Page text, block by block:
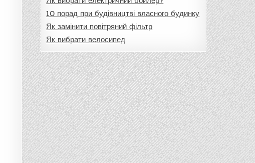
10 порад при будівництві власного будинку
Як замінити повітряний фільтр
Як вибрати велосипед